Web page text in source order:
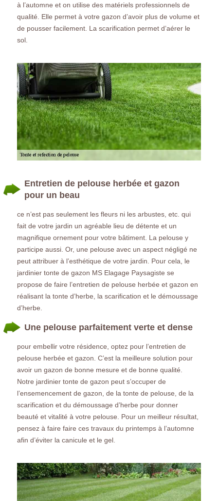
à l’automne et on utilise des matériels professionnels de
qualité. Elle permet à votre gazon d’avoir plus de volume et
de pousser facilement. La scarification permet d’aérer le
sol.
Entretien de pelouse herbée et gazon
pour un beau
ce n’est pas seulement les fleurs ni les arbustes, etc. qui
fait de votre jardin un agréable lieu de détente et un
magnifique ornement pour votre bâtiment. La pelouse y
participe aussi. Or, une pelouse avec un aspect négligé ne
peut attribuer à l’esthétique de votre jardin. Pour cela, le
jardinier tonte de gazon MS Elagage Paysagiste se
propose de faire l’entretien de pelouse herbée et gazon en
réalisant la tonte d’herbe, la scarification et le démoussage
d’herbe.
Une pelouse parfaitement verte et dense
pour embellir votre résidence, optez pour l’entretien de
pelouse herbée et gazon. C’est la meilleure solution pour
avoir un gazon de bonne mesure et de bonne qualité.
Notre jardinier tonte de gazon peut s’occuper de
l’ensemencement de gazon, de la tonte de pelouse, de la
scarification et du démoussage d’herbe pour donner
beauté et vitalité à votre pelouse. Pour un meilleur résultat,
pensez à faire faire ces travaux du printemps à l’automne
afin d’éviter la canicule et le gel.